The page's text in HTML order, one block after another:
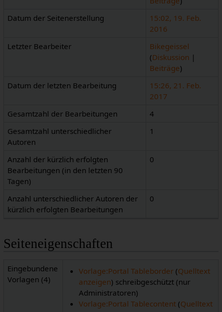
Datum der Seitenerstellung
15:02, 19. Feb.
2016
Letzter Bearbeiter
Bikegeissel
(Diskussion |
Beiträge)
Datum der letzten Bearbeitung
15:26, 21. Feb.
2017
Gesamtzahl der Bearbeitungen
4
Gesamtzahl unterschiedlicher
Autoren
1
Anzahl der kürzlich erfolgten
Bearbeitungen (in den letzten 90
Tagen)
0
Anzahl unterschiedlicher Autoren der
kürzlich erfolgten Bearbeitungen
0
Seiteneigenschaften
Eingebundene
Vorlagen (4)
Vorlage:Portal Tableborder(Quelltext
anzeigen) schreibgeschützt (nur
Administratoren)
Vorlage:Portal Tablecontent(Quelltext